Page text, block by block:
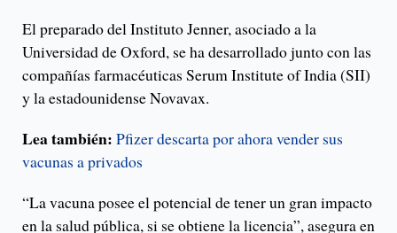
El preparado del Instituto Jenner, asociado a la
Universidad de Oxford, se ha desarrollado junto con las
compañías farmacéuticas Serum Institute of India (SII)
y la estadounidense Novavax.
Lea también: Pfizer descarta por ahora vender sus
vacunas a privados
“La vacuna posee el potencial de tener un gran impacto
en la salud pública, si se obtiene la licencia”, asegura en